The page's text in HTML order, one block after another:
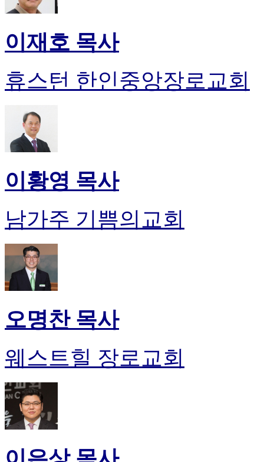
이재호 목사
휴스턴 한인중앙장로교회
이황영 목사
남가주 기쁨의교회
오명찬 목사
웨스트힐 장로교회